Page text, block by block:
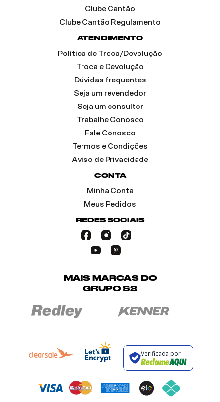
Clube Cantão
Clube Cantão Regulamento
ATENDIMENTO
Política de Troca/Devolução
Troca e Devolução
Dúvidas frequentes
Seja um revendedor
Seja um consultor
Trabalhe Conosco
Fale Conosco
Termos e Condições
Aviso de Privacidade
CONTA
Minha Conta
Meus Pedidos
REDES SOCIAIS
MAIS MARCAS DO
GRUPO S2
Verificada por